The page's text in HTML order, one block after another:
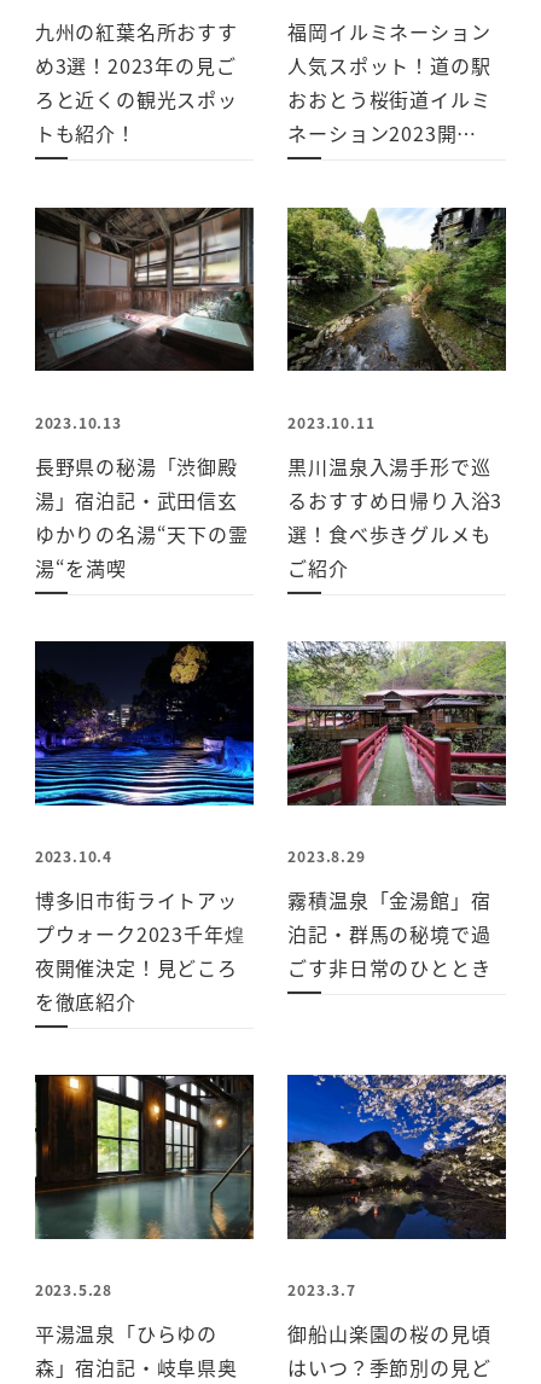
九州の紅葉名所おすす
め3選！2023年の見ご
ろと近くの観光スポッ
トも紹介！
福岡イルミネーション
人気スポット！道の駅
おおとう桜街道イルミ
ネーション2023開…
2023.10.13
長野県の秘湯「渋御殿
湯」宿泊記・武田信玄
ゆかりの名湯“天下の霊
湯“を満喫
2023.10.11
黒川温泉入湯手形で巡
るおすすめ日帰り入浴3
選！食べ歩きグルメも
ご紹介
2023.10.4
博多旧市街ライトアッ
プウォーク2023千年煌
夜開催決定！見どころ
を徹底紹介
2023.8.29
霧積温泉「金湯館」宿
泊記・群馬の秘境で過
ごす非日常のひととき
2023.5.28
平湯温泉「ひらゆの
森」宿泊記・岐阜県奥
2023.3.7
御船山楽園の桜の見頃
はいつ？季節別の見ど